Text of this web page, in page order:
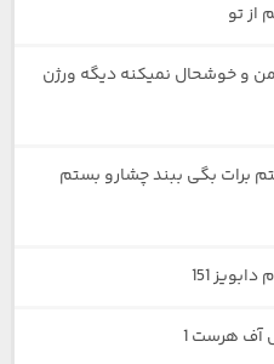
از تو
و خوشحال نمیکنه دیگه ورژن
بگی ببند چشارو بستم
151
آف هرست 1